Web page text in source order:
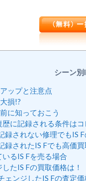
シーン別
ップと注意点
損!?
に知っておこう
歴に記録される条件はコ
録されない修理でもIS
録されたIS Fでも高価買
るIS Fを売る場合
たIS Fの買取価格は！
ェンジしたIS Fの査定価